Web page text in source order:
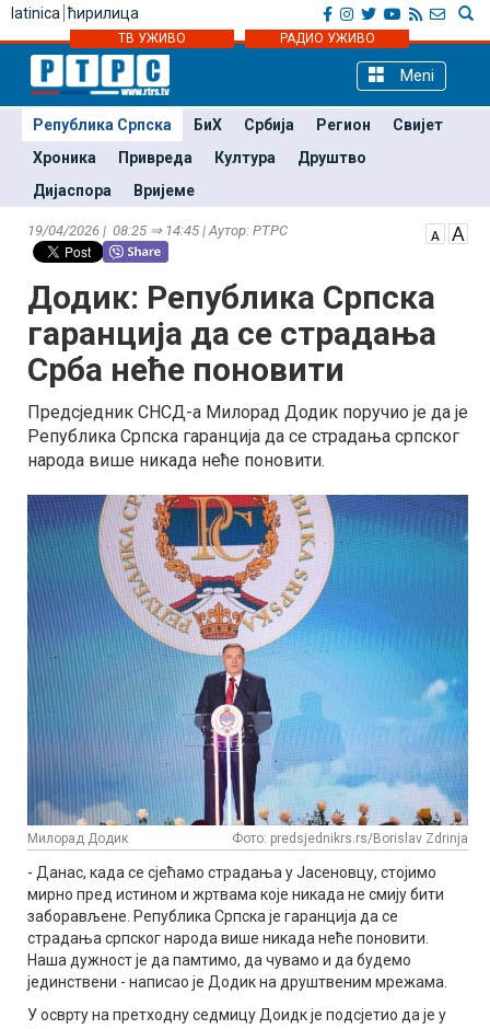
latinica ћирилица
ТВ УЖИВО РАДИО УЖИВО
Meni
Република Српска БиХ Србија Регион
Свијет
Хроника
Привреда Култура
Друштво
Дијаспора
Вријеме
19/04/2026 | 08:25 ⇒ 14:45 | Аутор: РТРС
Додик: Република Српска
гаранција да се страдања
Срба неће поновити
Предсједник СНСД-а Милорад Додик поручио је да је
Република Српска гаранција да се страдања српског
народа више никада неће поновити.
Милорад Додик Фото: predsjednikrs.rs/Borislav Zdrinja
- Данас, када се сјећамо страдања у Јасеновцу, стојимо
мирно пред истином и жртвама које никада не смију бити
заборављене. Република Српска је гаранција да се
страдања српског народа више никада неће поновити.
Наша дужност је да памтимо, да чувамо и да будемо
јединствени - написао је Додик на друштвеним мрежама.
У осврту на претходну седмицу Доидк је подсјетио да је у